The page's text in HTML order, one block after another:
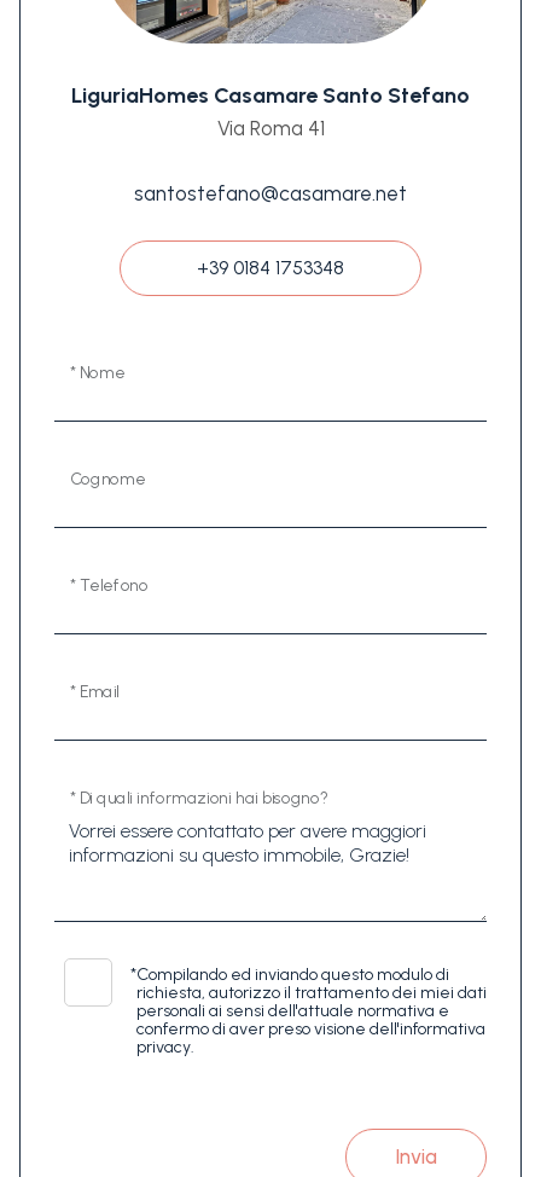
LiguriaHomes Casamare Santo Stefano
Via Roma 41
santostefano@casamare.net
+39 0184 1753348
* Nome
Cognome
* Telefono
* Email
* Di quali informazioni hai bisogno?
*Compilando ed inviando questo modulo di
richiesta, autorizzo il trattamento dei miei dati
personali ai sensi dell'attuale normativa e
confermo di aver preso visione dell'informativa
privacy.
Invia